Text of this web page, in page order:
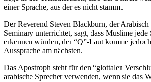
einer Sprache, aus der es nicht stammt.
Der Reverend Steven Blackburn, der Arabisch
Seminary unterrichtet, sagt, dass Muslime jede
erkennen würden, der “Q”-Laut komme
Aussprache am nächsten.
Das Apostroph steht für den “glottalen
arabische Sprecher verwenden, wenn sie das